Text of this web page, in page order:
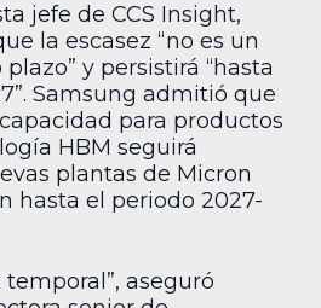
jefe de CCS Insight,
la escasez “no es un
y persistirá “hasta
Samsung admitió que
para productos
HBM seguirá
plantas de Micron
hasta el periodo 2027-
aseguró